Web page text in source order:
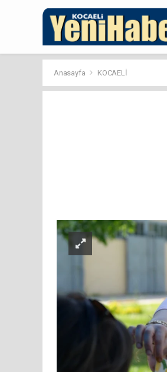
Anasayfa KOCAELİ